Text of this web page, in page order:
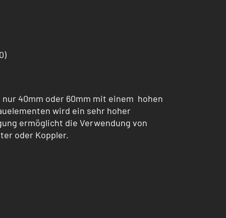
40mm oder 60mm mit einem hohen
wird ein sehr hoher
ermöglicht die Verwendung von
oder Koppler.